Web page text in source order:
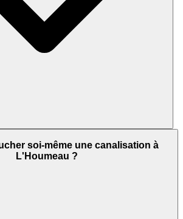
soi-même une canalisation à
L'Houmeau ?